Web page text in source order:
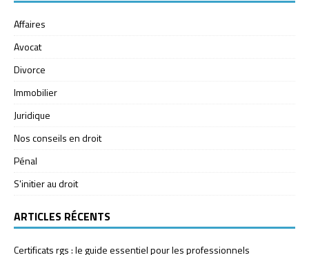
Affaires
Avocat
Divorce
Immobilier
Juridique
Nos conseils en droit
Pénal
S'initier au droit
ARTICLES RÉCENTS
Certificats rgs : le guide essentiel pour les professionnels